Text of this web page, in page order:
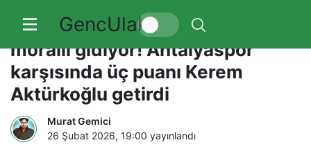
GencUlak
Galatasaray, Beşiktaş derbisine
moralli gidiyor! Antalyaspor
karşısında üç puanı Kerem
Aktürkoğlu getirdi
Murat Gemici
26 Şubat 2026, 19:00 yayınlandı